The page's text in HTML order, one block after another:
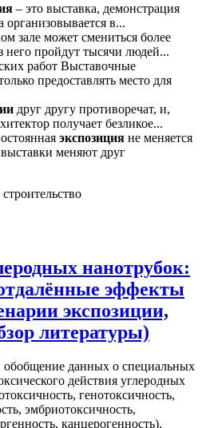
– это выставка, демонстрация
в...
зале может смениться более
него пройдут тысячи людей...
работ Выставочные
предоставлять место для
друг другу противоречат, и,
получает безликое...
экспозиция не меняется
меняют друг
нанотрубок:
эффекты
экспозиции,
литературы)
обобщение данных о специальных
действия углеродных
генотоксичность,
эмбриотоксичность,
канцерогенность),